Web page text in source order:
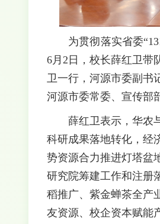
为贯彻落实省委
6月2日，校长薛红卫带
卫一行，河源市委副书
河源市委常委、宣传部
薛红卫表示，华农
科研成果落地转化，经
势资源合力推进灯塔盆
研究院筹建工作和注册
稻推广、紫金蝉茶全产
友资源、校企资本赋能